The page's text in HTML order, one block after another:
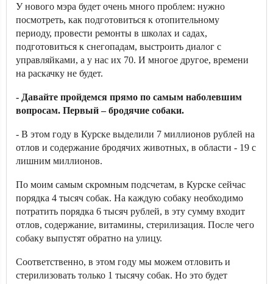
У нового мэра будет очень много проблем: нужно
посмотреть, как подготовиться к отопительному
периоду, провести ремонты в школах и садах,
подготовиться к снегопадам, выстроить диалог с
управляйками, а у нас их 70. И многое другое, времени
на раскачку не будет.
- Давайте пройдемся прямо по самым наболевшим
вопросам. Первый – бродячие собаки.
- В этом году в Курске выделили 7 миллионов рублей на
отлов и содержание бродячих животных, в области - 19 с
лишним миллионов.
По моим самым скромным подсчетам, в Курске сейчас
порядка 4 тысяч собак. На каждую собаку необходимо
потратить порядка 6 тысяч рублей, в эту сумму входит
отлов, содержание, витамины, стерилизация. После чего
собаку выпустят обратно на улицу.
Соответственно, в этом году мы можем отловить и
стерилизовать только 1 тысячу собак. Но это будет